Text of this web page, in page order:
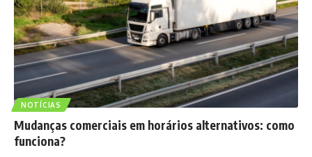
NOTÍCIAS
Mudanças comerciais em horários alternativos: como
funciona?